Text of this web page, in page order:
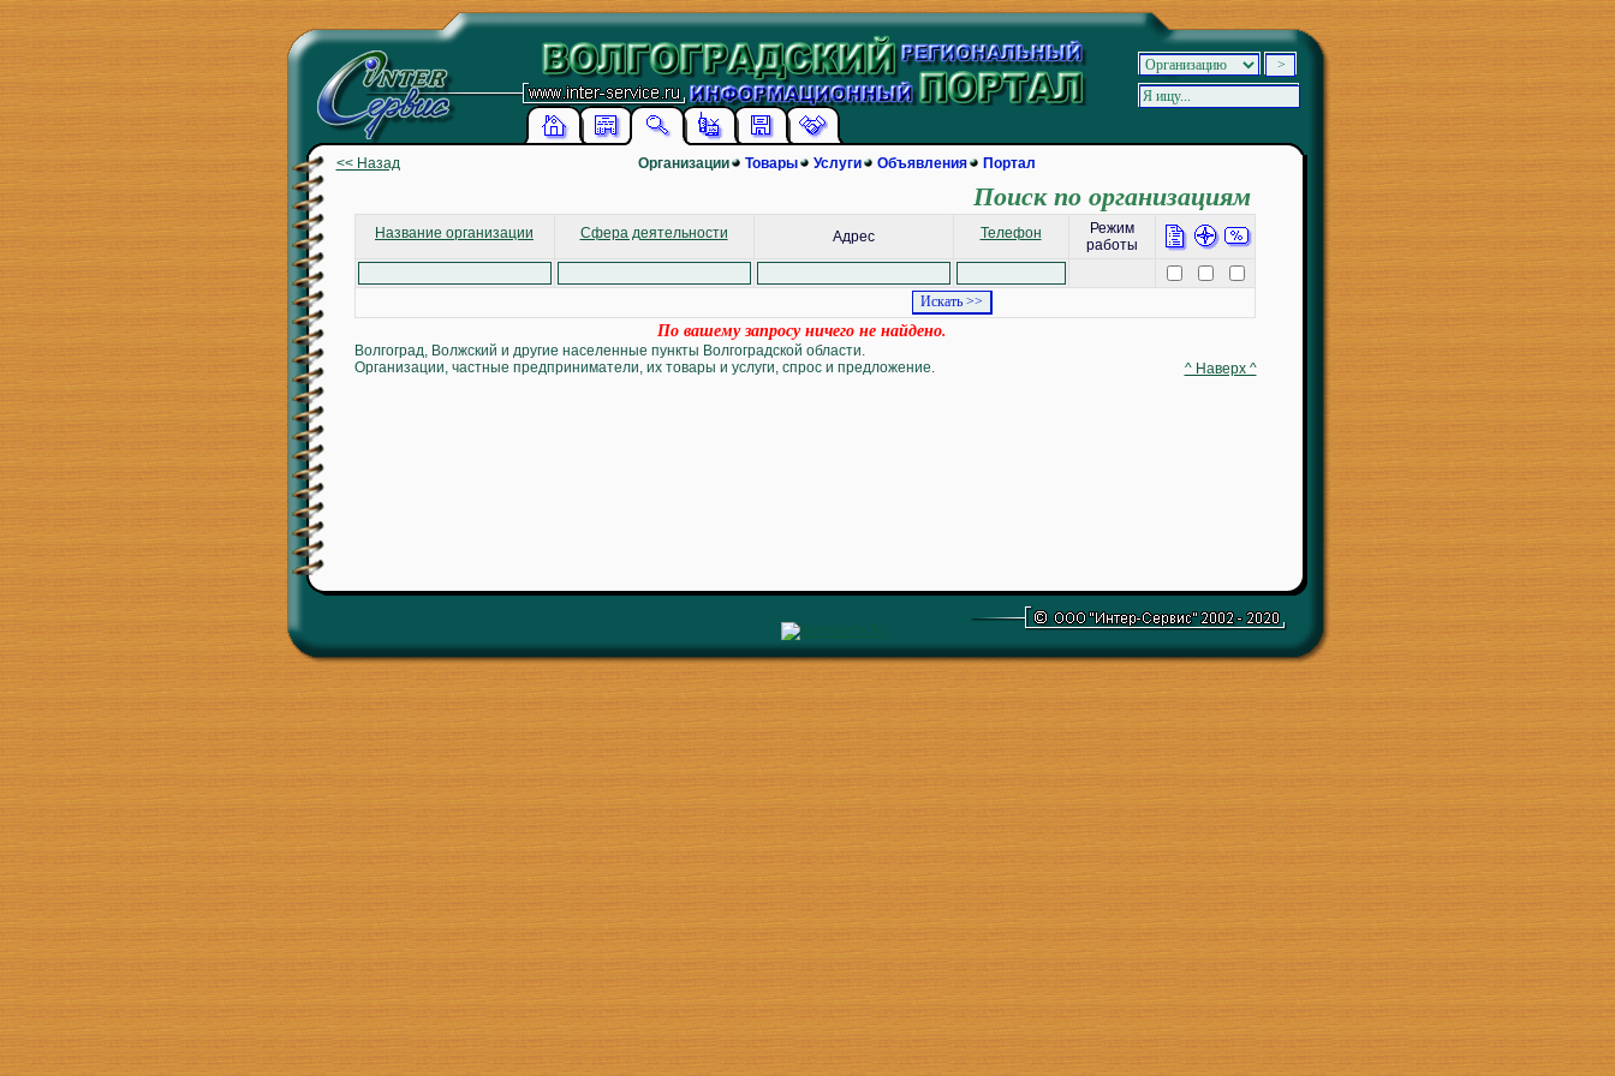
<< Назад Организации Товары Услуги Объявления Портал
Поиск по организациям
Название организации Сфера деятельности Адрес Телефон
Режим
работы
По вашему запросу ничего не найдено.
Волгоград, Волжский и другие населенные пункты Волгоградской области.
Организации, частные предприниматели, их товары и услуги, спрос и предложение.
^ Наверх ^